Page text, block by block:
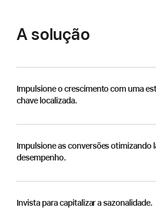
A solução
Impulsione o crescimento com uma
chave localizada.
Impulsione as conversões otimizando
desempenho.
Invista para capitalizar a sazonalidade.